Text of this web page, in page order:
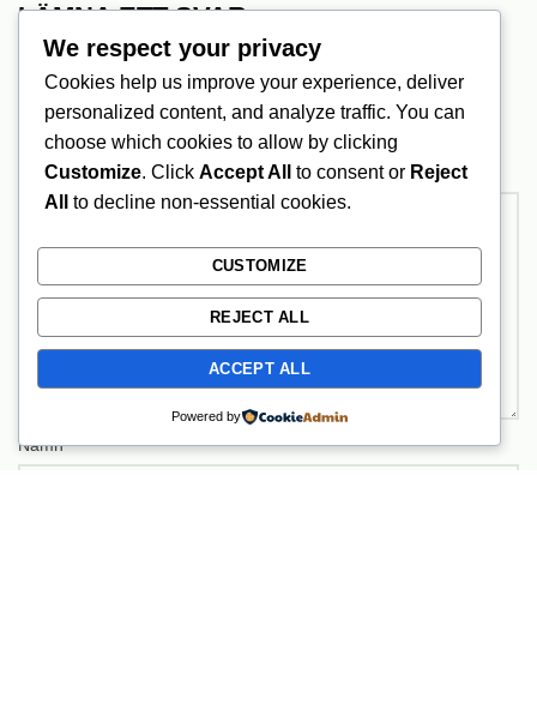
LÄMNA ETT SVAR
Din e-postadress kommer inte publiceras.
Obligatoriska fält är märkta*
Kommentar*
Namn*
We respect your privacy
Cookies help us improve your experience, deliver
personalized content, and analyze traffic. You can
choose which cookies to allow by clicking
Customize. Click Accept All to consent or Reject
All
to decline non-essential cookies.
CUSTOMIZE
REJECT ALL
ACCEPT ALL
Powered by